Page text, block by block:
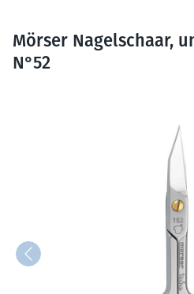
Mörser Nagelschaar,
N°52